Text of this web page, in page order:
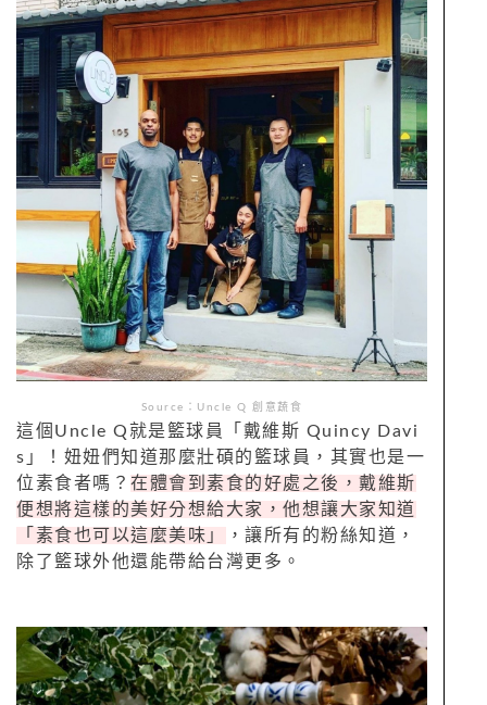
Source：Uncle Q 創意蔬食
這個Uncle Q就是籃球員「戴維斯 Quincy Davi
s」！妞妞們知道那麼壯碩的籃球員，其實也是一
位素食者嗎？ 在體會到素食的好處之後，戴維斯
便想將這樣的美好分想給大家，他想讓大家知道
「素食也可以這麼美味」
，讓所有的粉絲知道，
除了籃球外他還能帶給台灣更多。